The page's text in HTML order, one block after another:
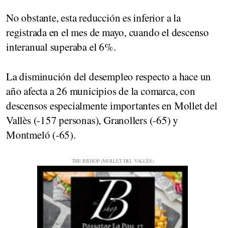
No obstante, esta reducción es inferior a la
registrada en el mes de mayo, cuando el descenso
interanual superaba el 6%.
La disminución del desempleo respecto a hace un
año afecta a 26 municipios de la comarca, con
descensos especialmente importantes en Mollet del
Vallès (-157 personas), Granollers (-65) y
Montmeló (-65).